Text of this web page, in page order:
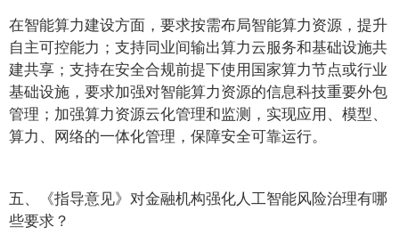
在智能算力建设方面，要求按需布局智能算力资源，提升
自主可控能力；支持同业间输出算力云服务和基础设施共
建共享；支持在安全合规前提下使用国家算力节点或行业
基础设施，要求加强对智能算力资源的信息科技重要外包
管理；加强算力资源云化管理和监测，实现应用、模型、
算力、网络的一体化管理，保障安全可靠运行。
五、《指导意见》对金融机构强化人工智能风险治理有哪
些要求？